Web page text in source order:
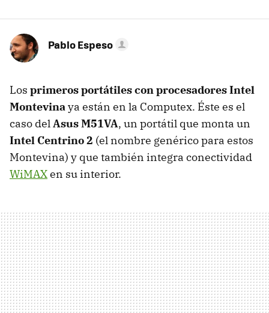
Pablo Espeso
Los primeros portátiles con procesadores Intel
Montevinaya están en la Computex. Éste es el
caso delAsus M51VA, un portátil que monta un
Intel Centrino 2 (el nombre genérico para estos
Montevina) y que también integra conectividad
WiMAXen su interior.